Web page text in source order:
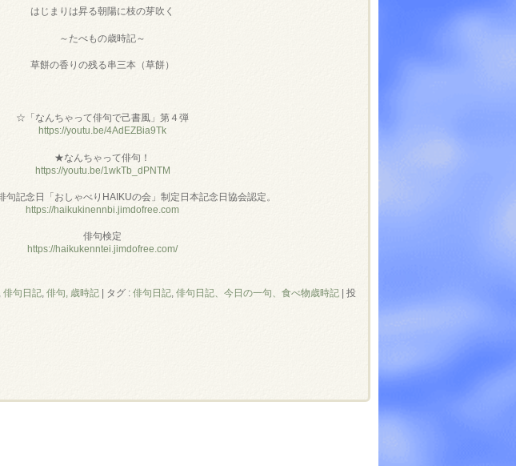
はじまりは昇る朝陽に枝の芽吹く
～たべもの歳時記～
草餅の香りの残る串三本（草餅）
☆「なんちゃって俳句で己書風」第４弾
https://youtu.be/4AdEZBia9Tk
★なんちゃって俳句！
https://youtu.be/1wkTb_dPNTM
記念日「おしゃべりHAIKUの会」制定日本記念日協会認定。
https://haikukinennbi.jimdofree.com
俳句検定
https://haikukenntei.jimdofree.com/
俳句日記 俳句, 歳時記 タグ : 俳句日記 俳句日記、今日の一句、食べ物歳時記
投